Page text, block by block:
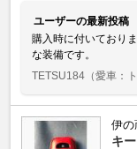
ユーザーの最新投稿
購入時に付いており
な装備です。
TETSU184 （愛車：
伊の
キ